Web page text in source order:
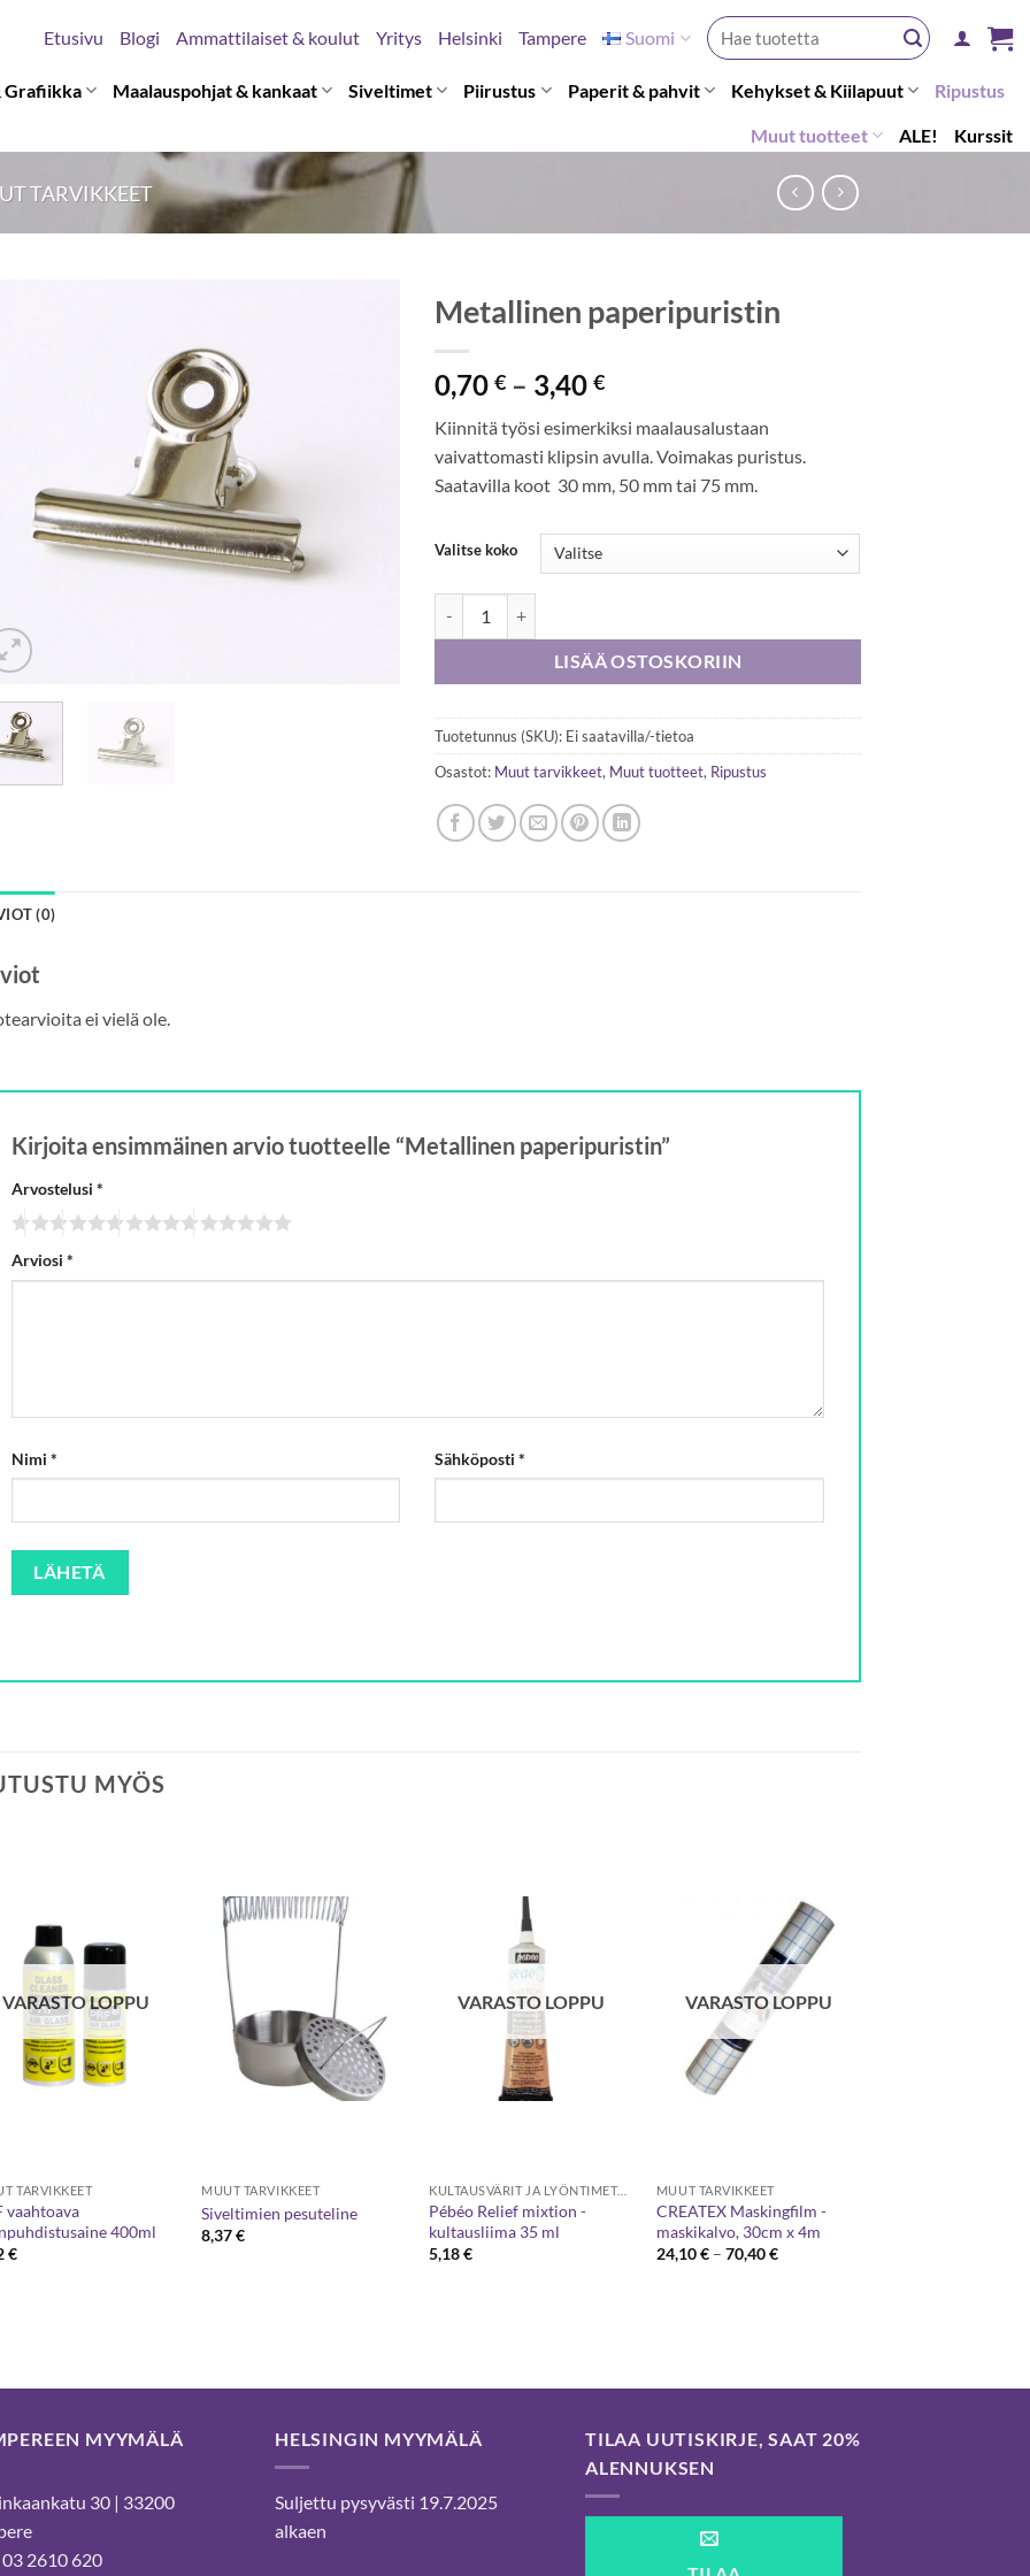
Etusivu Blogi Ammattilaiset & koulut Yritys Helsinki Tampere Suomi
Etsi:
Grafiikka Maalauspohjat & kankaat Siveltimet Piirustus Paperit & pahvit Kehykset & Kiilapuut Ripustus
Muut tuotteet ALE! Kurssit
TARVIKKEET
Metallinen paperipuristin
0,70€ – 3,40€Hintaluokka:
-
3,40 €
Kiinnitä työsi esimerkiksi maalausalustaan
vaivattomasti klipsin avulla. Voimakas puristus.
Saatavilla koot 30 mm, 50 mm tai 75 mm.
Valitse koko
LISÄÄ OSTOSKORIIN
Tuotetunnus (SKU): Ei saatavilla/-tietoa
Osastot: Muut tarvikkeet, Muut tuotteet, Ripustus
(0)
ei vielä ole.
Kirjoita ensimmäinen arvio tuotteelle “Metallinen paperipuristin”
Arvostelusi *
Arviosi *
Nimi * Sähköposti*
MYÖS
VARASTO LOPPU
TARVIKKEET
vaahtoava
400ml
€
MUUT TARVIKKEET
Siveltimien pesuteline
8,37€
VARASTO LOPPU
KULTAUSVÄRIT JA LYÖNTIMETALLIT
Pébéo Relief mixtion -
kultausliima 35 ml
5,18€
VARASTO LOPPU
MUUT TARVIKKEET
CREATEX Maskingfilm -
maskikalvo, 30cm x 4m
24,10€ – 70,40€Hintaluokka:
MYYMÄLÄ
30 | 33200
2610 620
HELSINGIN MYYMÄLÄ
Suljettu pysyvästi 19.7.2025
alkaen
TILAA UUTISKIRJE, SAAT 20%
ALENNUKSEN